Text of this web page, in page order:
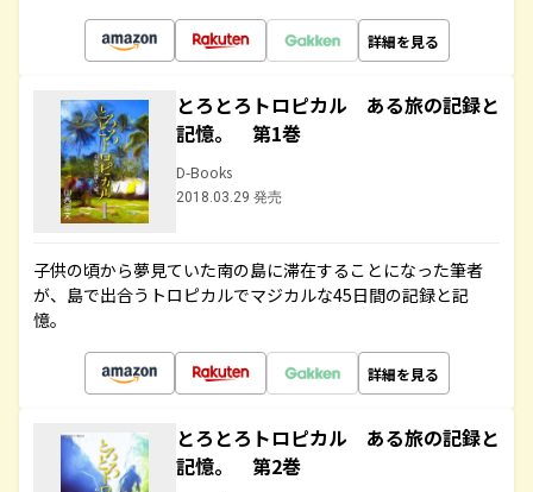
詳細を見る
とろとろトロピカル ある旅の記録と
記憶。 第1巻
D-Books
2018.03.29 発売
子供の頃から夢見ていた南の島に滞在することになった筆者
が、島で出合うトロピカルでマジカルな45日間の記録と記
憶。
詳細を見る
とろとろトロピカル ある旅の記録と
記憶。 第2巻